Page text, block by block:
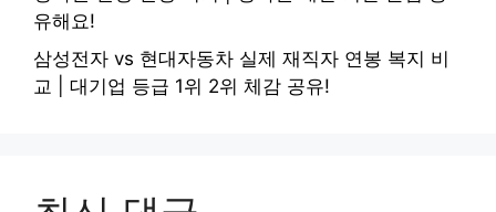
유해요!
삼성전자 vs 현대자동차 실제 재직자 연봉 복지 비
교 | 대기업 등급 1위 2위 체감 공유!